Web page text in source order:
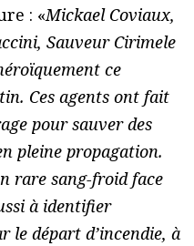
: «Mickael Coviaux,
Sauveur Cirimele
ce
Ces agents ont fait
pour sauver des
pleine propagation.
rare sang-froid face
à identifier
le départ d’incendie, à